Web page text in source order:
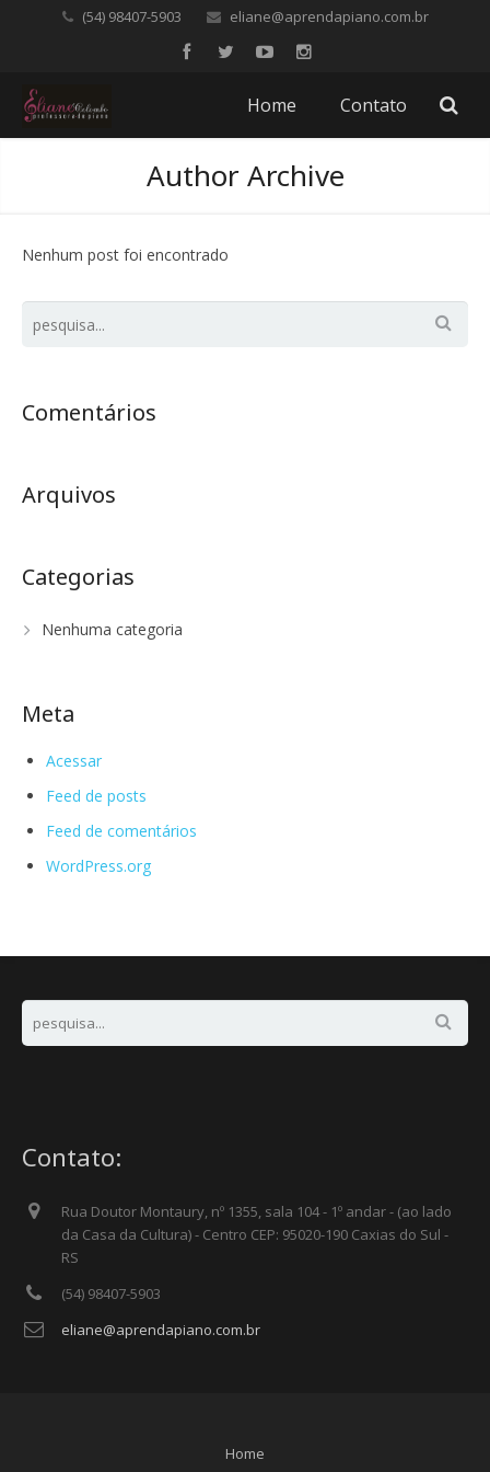
(54) 98407-5903 eliane@aprendapiano.com.br
Home Contato
Author Archive
Nenhum post foi encontrado
Comentários
Arquivos
Categorias
Nenhuma categoria
Meta
Acessar
Feed de posts
Feed de comentários
WordPress.org
Contato:
Rua Doutor Montaury, nº 1355, sala 104 - 1º andar - (ao lado
da Casa da Cultura) - Centro CEP: 95020-190 Caxias do Sul -
RS
(54) 98407-5903
eliane@aprendapiano.com.br
Home